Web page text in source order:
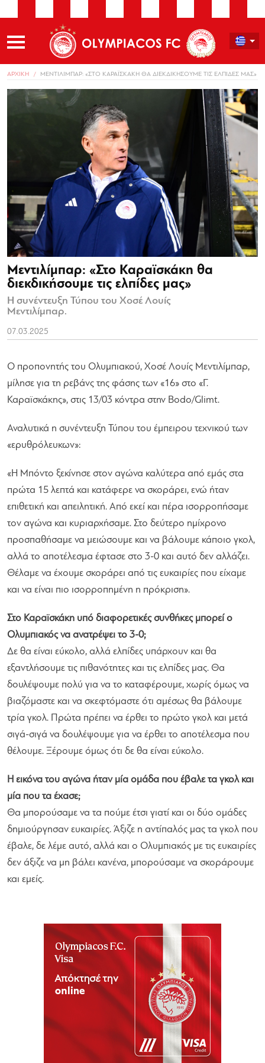
ΑΡΧΙΚΗ ΜΕΝΤΙΛΙΜΠΑΡ: «ΣΤΟ ΚΑΡΑΪΣΚΑΚΗ ΘΑ ΔΙΕΚΔΙΚΗΣΟΥΜΕ ΤΙΣ ΕΛΠΙΔΕΣ ΜΑΣ»
Μεντιλίμπαρ: «Στο Καραϊσκάκη θα
διεκδικήσουμε τις ελπίδες μας»
Η συνέντευξη Τύπου του Χοσέ Λουίς
Μεντιλίμπαρ.
07.03.2025
Ο προπονητής του Ολυμπιακού, Χοσέ Λουίς Μεντιλίμπαρ,
μίλησε για τη ρεβάνς της φάσης των «16» στο «Γ.
Καραϊσκάκης», στις 13/03 κόντρα στην Bodo/Glimt.
Αναλυτικά η συνέντευξη Τύπου του έμπειρου τεχνικού των
«ερυθρόλευκων»:
«Η Μπόντο ξεκίνησε στον αγώνα καλύτερα από εμάς στα
πρώτα 15 λεπτά και κατάφερε να σκοράρει, ενώ ήταν
επιθετική και απειλητική. Από εκεί και πέρα ισορροπήσαμε
τον αγώνα και κυριαρχήσαμε. Στο δεύτερο ημίχρονο
προσπαθήσαμε να μειώσουμε και να βάλουμε κάποιο γκολ,
αλλά το αποτέλεσμα έφτασε στο 3-0 και αυτό δεν αλλάζει.
Θέλαμε να έχουμε σκοράρει από τις ευκαιρίες που είχαμε
και να είναι πιο ισορροπημένη η πρόκριση».
Στο Καραϊσκάκη υπό διαφορετικές συνθήκες μπορεί ο
Ολυμπιακός να ανατρέψει το 3-0;
Δε θα είναι εύκολο, αλλά ελπίδες υπάρχουν και θα
εξαντλήσουμε τις πιθανότητες και τις ελπίδες μας. Θα
δουλέψουμε πολύ για να το καταφέρουμε, χωρίς όμως να
βιαζόμαστε και να σκεφτόμαστε ότι αμέσως θα βάλουμε
τρία γκολ. Πρώτα πρέπει να έρθει το πρώτο γκολ και μετά
σιγά-σιγά να δουλέψουμε για να έρθει το αποτέλεσμα που
θέλουμε. Ξέρουμε όμως ότι δε θα είναι εύκολο.
Η εικόνα του αγώνα ήταν μία ομάδα που έβαλε τα γκολ και
μία που τα έχασε;
Θα μπορούσαμε να τα πούμε έτσι γιατί και οι δύο ομάδες
δημιούργησαν ευκαιρίες. Άξιζε η αντίπαλός μας τα γκολ που
έβαλε, δε λέμε αυτό, αλλά και ο Ολυμπιακός με τις ευκαιρίες
δεν άξιζε να μη βάλει κανένα, μπορούσαμε να σκοράρουμε
και εμείς.